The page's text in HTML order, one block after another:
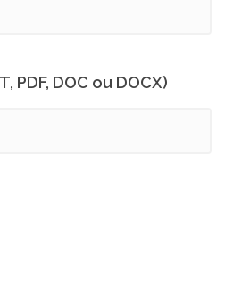
PDF, DOC ou DOCX)